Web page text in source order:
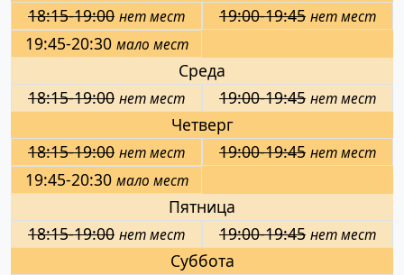
18:15-19:00 нет мест 19:00-19:45 нет мест
19:45-20:30 мало мест
Среда
18:15-19:00 нет мест 19:00-19:45 нет мест
Четверг
18:15-19:00 нет мест 19:00-19:45 нет мест
19:45-20:30 мало мест
Пятница
18:15-19:00 нет мест 19:00-19:45 нет мест
Суббота